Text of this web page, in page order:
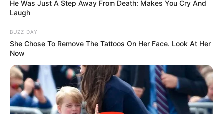
TOVÁBBI LEHETŐSÉGEK
OK, ELFOGADOM